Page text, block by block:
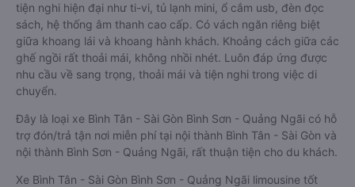
tiện nghi hiện đại như ti-vi, tủ lạnh mini, ổ cắm usb, đèn đọc
sách, hệ thống âm thanh cao cấp. Có vách ngăn riêng biệt
giữa khoang lái và khoang hành khách. Khoảng cách giữa các
ghế ngồi rất thoải mái, không nhồi nhét. Luôn đáp ứng được
nhu cầu về sang trọng, thoải mái và tiện nghi trong việc di
chuyển.
Đây là loại xe Bình Tân - Sài Gòn Bình Sơn - Quảng Ngãi có hỗ
trợ đón/trả tận nơi miễn phí tại nội thành Bình Tân - Sài Gòn và
nội thành Bình Sơn - Quảng Ngãi, rất thuận tiện cho du khách.
Xe Bình Tân - Sài Gòn Bình Sơn - Quảng Ngãi limousine tốt